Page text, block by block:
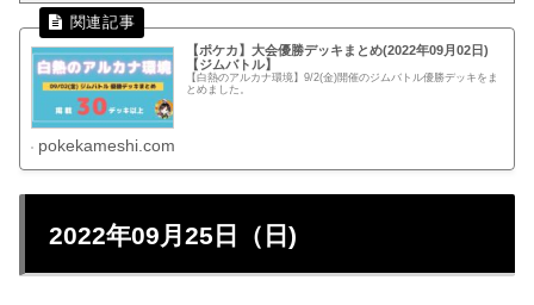
【ポケカ】大会優勝デッキまとめ(2022年09月02日)
【ジムバトル】
【白熱のアルカナ環境】9/2(金)開催のジムバトル優勝デッキをま
とめました。
pokekameshi.com
2022年09月25日（日)